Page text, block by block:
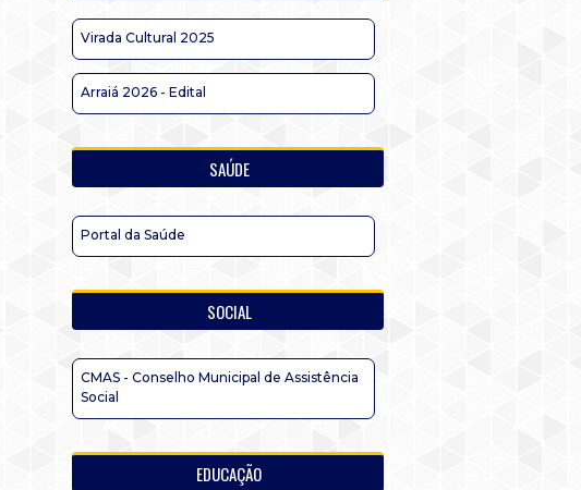
Virada Cultural 2025
Arraiá 2026 - Edital
SAÚDE
Portal da Saúde
SOCIAL
CMAS - Conselho Municipal de Assistência
Social
EDUCAÇÃO